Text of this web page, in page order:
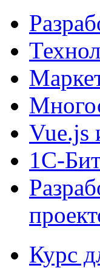
Vue.js
1С-
Курс